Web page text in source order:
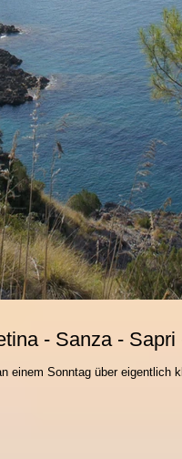
- Sanza - Sapri
einem Sonntag über eigentlich